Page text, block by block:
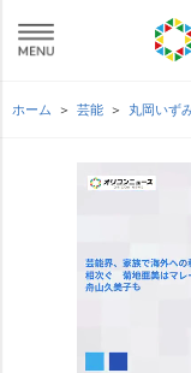
ホーム 芸能 丸岡いず